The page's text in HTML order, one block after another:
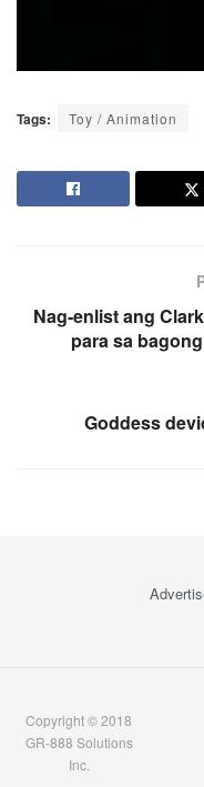
Tags: Toy / Animation
Nag-enlist ang
para sa
Goddess
Copyright © 2018
GR-888 Solutions
Inc.